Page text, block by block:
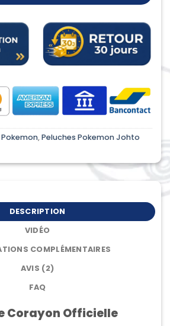
,Peluches Pokemon Johto
DESCRIPTION
VIDÉO
COMPLÉMENTAIRES
AVIS (2)
FAQ
Corayon Officielle